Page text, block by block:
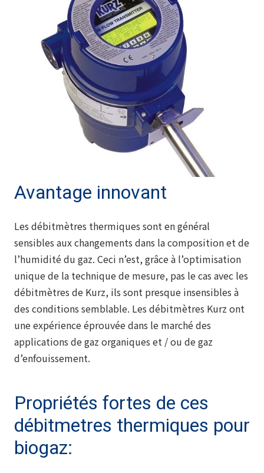
Avantage innovant
Les débitmètres thermiques sont en général
sensibles aux changements dans la composition et de
l’humidité du gaz. Ceci n’est, grâce à l’optimisation
unique de la technique de mesure, pas le cas avec les
débitmètres de Kurz, ils sont presque insensibles à
des conditions semblable. Les débitmètres Kurz ont
une expérience éprouvée dans le marché des
applications de gaz organiques et / ou de gaz
d’enfouissement.
Propriétés fortes de ces
débitmetres thermiques pour
biogaz: